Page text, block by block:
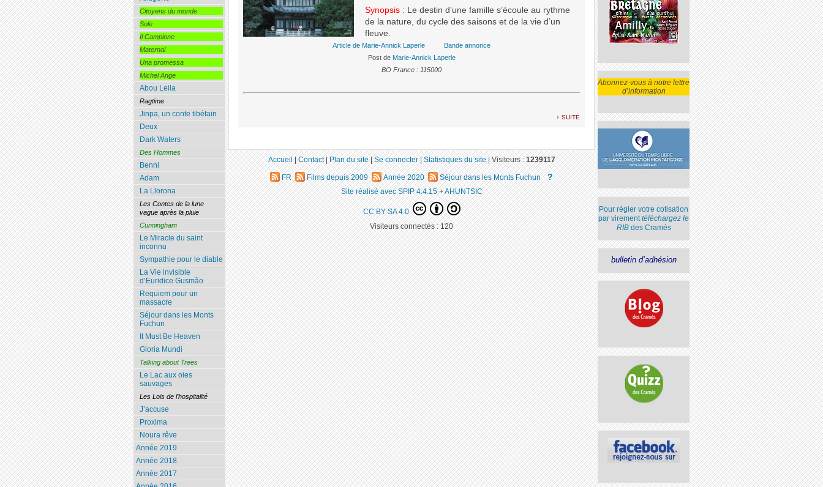
Synopsis : Le destin d’une famille s’écoule au rythme
de la nature, du cycle des saisons et de la vie d’un
fleuve.
Article de Marie-Annick Laperle
Bande annonce
Post de Marie-Annick Laperle
BO France : 115000
suite
Abonnez-vous à notre lettre
d’information
Pour régler votre cotisation
par virementtéléchargez le
RIBdes Cramés
bulletin d’adhésion
Citoyens du monde
Sole
Il Campione
Maternal
Una promessa
Michel Ange
Abou Leila
Ragtime
Jinpa, un conte tibétain
Deux
Dark Waters
Des Hommes
Benni
Adam
La Llorona
Les Contes de la lune
vague après la pluie
Cunningham
Le Miracle du saint
inconnu
Sympathie pour le diable
La Vie invisible
d’Euridice Gusmão
Requiem pour un
massacre
Séjour dans les Monts
Fuchun
It Must Be Heaven
Gloria Mundi
Talking about Trees
Le Lac aux oies
sauvages
Les Lois de l’hospitalité
J’accuse
Proxima
Noura rêve
Année 2019
Année 2018
Année 2017
Accueil|Contact|Plan du site|Se connecter|Statistiques du site|Visiteurs :1239117
FR Films depuis 2009 Année 2020 Séjour dans les Monts Fuchun ?
Site réalisé avec SPIP 4.4.15+AHUNTSIC
CC BY-SA 4.0
Visiteurs connectés :120